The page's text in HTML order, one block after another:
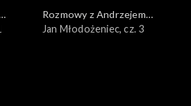
Rozmowy z Andrzejem
Doboszem
Jan Młodożeniec, cz. 3